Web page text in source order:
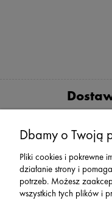
Dbamy o Twoją
Pliki cookies i pokrewne
działanie strony i
potrzeb. Możesz
wszystkich tych plików i